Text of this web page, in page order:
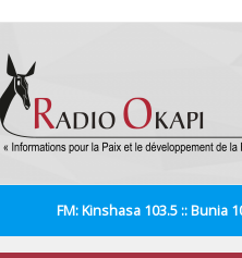
FM: Kinshasa 103.5 :: Bunia